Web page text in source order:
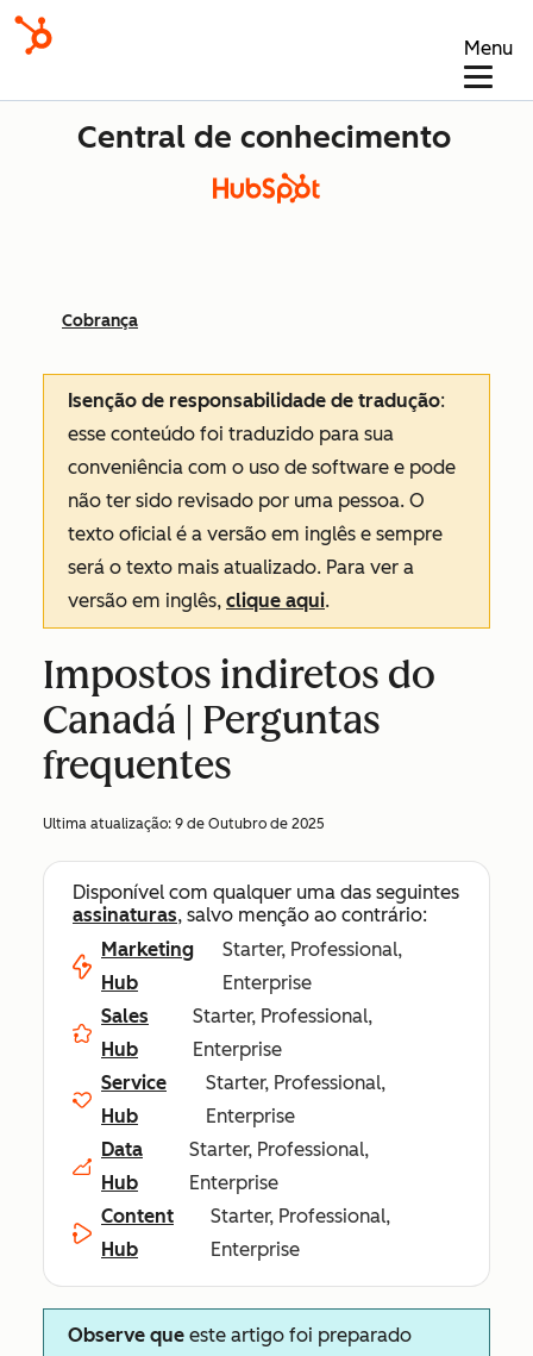
Menu
Central de conhecimento
Cobrança
Isenção de responsabilidade de tradução:
esse conteúdo foi traduzido para sua
conveniência com o uso de software e pode
não ter sido revisado por uma pessoa. O
texto oficial é a versão em inglês e sempre
será o texto mais atualizado. Para ver a
versão em inglês, clique aqui.
Impostos indiretos do
Canadá | Perguntas
frequentes
Ultima atualização: 9 de Outubro de 2025
Disponível com qualquer uma das seguintes
assinaturas, salvo menção ao contrário:
Marketing
Hub
Starter, Professional,
Enterprise
Sales
Hub
Starter, Professional,
Enterprise
Service
Hub
Starter, Professional,
Enterprise
Data
Hub
Starter, Professional,
Enterprise
Content
Hub
Starter, Professional,
Enterprise
Observe que este artigo foi preparado